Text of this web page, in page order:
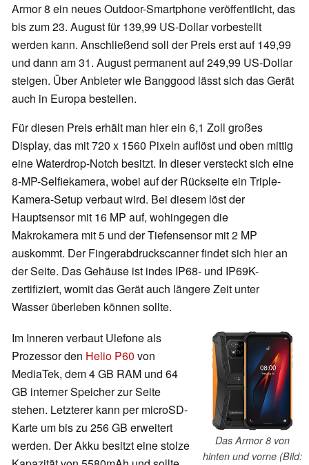
Armor 8 ein neues Outdoor-Smartphone veröffentlicht, das
bis zum 23. August für 139,99 US-Dollar vorbestellt
werden kann. Anschließend soll der Preis erst auf 149,99
und dann am 31. August permanent auf 249,99 US-Dollar
steigen. Über Anbieter wie Banggood lässt sich das Gerät
auch in Europa bestellen.
Für diesen Preis erhält man hier ein 6,1 Zoll großes
Display, das mit 720 x 1560 Pixeln auflöst und oben mittig
eine Waterdrop-Notch besitzt. In dieser versteckt sich eine
8-MP-Selfiekamera, wobei auf der Rückseite ein Triple-
Kamera-Setup verbaut wird. Bei diesem löst der
Hauptsensor mit 16 MP auf, wohingegen die
Makrokamera mit 5 und der Tiefensensor mit 2 MP
auskommt. Der Fingerabdruckscanner findet sich hier an
der Seite. Das Gehäuse ist indes IP68- und IP69K-
zertifiziert, womit das Gerät auch längere Zeit unter
Wasser überleben können sollte.
Das Armor 8 von
hinten und vorne (Bild:
Im Inneren verbaut Ulefone als
Prozessor den Helio P60 von
MediaTek, dem 4 GB RAM und 64
GB interner Speicher zur Seite
stehen. Letzterer kann per microSD-
Karte um bis zu 256 GB erweitert
werden. Der Akku besitzt eine stolze